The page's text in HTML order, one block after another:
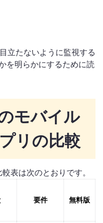
立たないように監視する
を明らかにするために読
モバイル
リの比較
表は次のとおりです。
要件 無料版